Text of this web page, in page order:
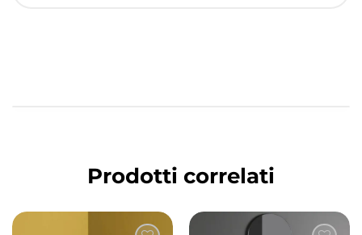
Prodotti correlati